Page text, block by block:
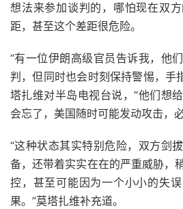
想法来参加谈判的，哪怕现在双
距，甚至这个差距很危险。
“有一位伊朗高级官员告诉我，他
判，但同时也会时刻保持警惕，手
塔扎维对半岛电视台说，“他们想
会忘了，美国随时可能发动攻击，
“这种状态其实特别危险，双方剑
备，还带着实实在在的严重威胁，
控，甚至可能因为一个小小的失
果。”莫塔扎维补充道。